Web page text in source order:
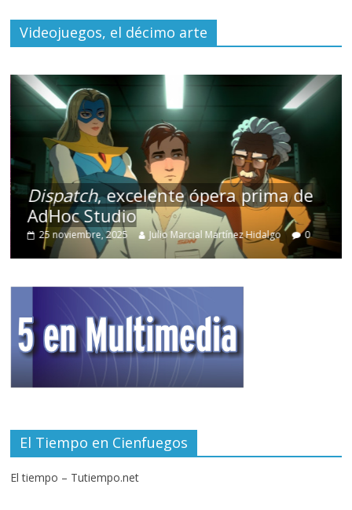
Videojuegos, el décimo arte
Dispatch, excelente ópera prima de
AdHoc Studio
25 noviembre, 2025 Julio Marcial Martínez Hidalgo 0
El Tiempo en Cienfuegos
El tiempo – Tutiempo.net